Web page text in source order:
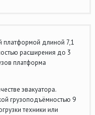
платформой длиной 7,1
расширения до 3
платформа
эвакуатора.
грузоподъёмностью 9
техники или